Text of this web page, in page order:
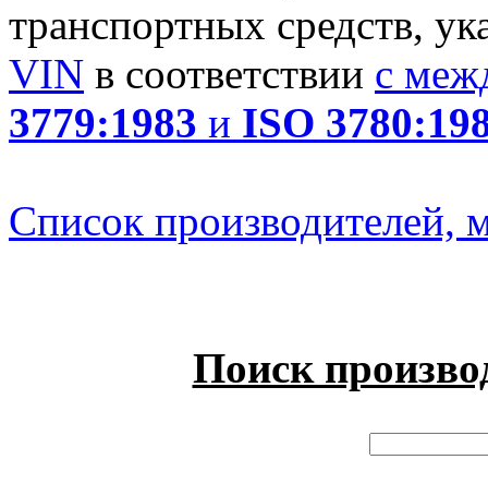
транспортных средств,
VIN в соответствии с
3779:1983 и ISO
Список производителей,
Поиск